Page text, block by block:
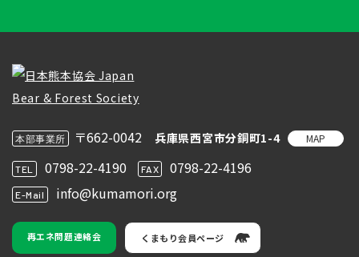
本部事業所 〒662-0042 兵庫県西宮市分銅町1-4 MAP
TEL 0798-22-4190 FAX 0798-22-4196
E-Mail info@kumamori.org
再エネ問題連絡会 くまもり会員ページ